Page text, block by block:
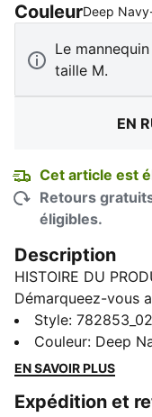
CouleurDeep
Le
taille M.
EN
Cet article est
Retours
éligibles.
Description
HISTOIRE DU
Démarqueez-vous
2025/26, une
modernité. Doté de
et rose
et dynamique. Une
Style: 782853_02
Couleur: Deep
EN SAVOIR PLUS
Expédition et